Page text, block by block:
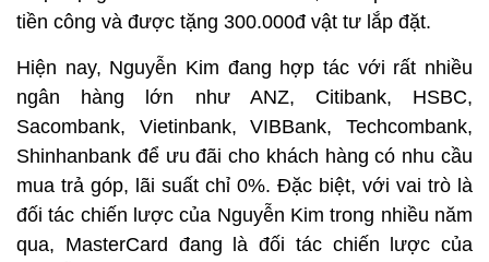
tiền công và được tặng 300.000đ vật tư lắp đặt.
Hiện nay, Nguyễn Kim đang hợp tác với rất nhiều
ngân hàng lớn như ANZ, Citibank, HSBC,
Sacombank, Vietinbank, VIBBank, Techcombank,
Shinhanbank để ưu đãi cho khách hàng có nhu cầu
mua trả góp, lãi suất chỉ 0%. Đặc biệt, với vai trò là
đối tác chiến lược của Nguyễn Kim trong nhiều năm
qua, MasterCard đang là đối tác chiến lược của